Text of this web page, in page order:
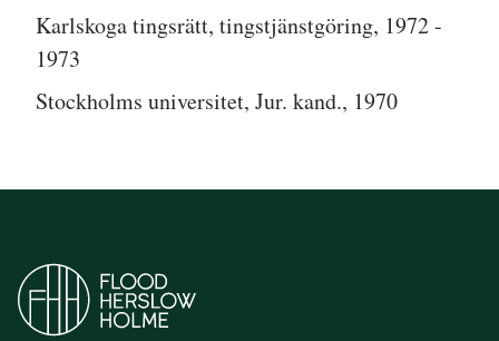
Karlskoga tingsrätt, tingstjänstgöring, 1972 -
1973
Stockholms universitet, Jur. kand., 1970